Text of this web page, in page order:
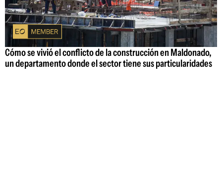
Cómo se vivió el conflicto de la construcción en Maldonado,
un departamento donde el sector tiene sus particularidades